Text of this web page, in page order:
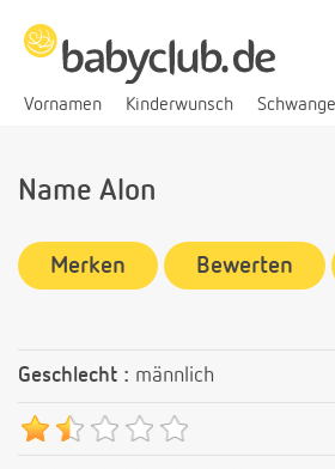
Vornamen Kinderwunsch
Name Alon
Merken Bewerten
Geschlecht : männlich